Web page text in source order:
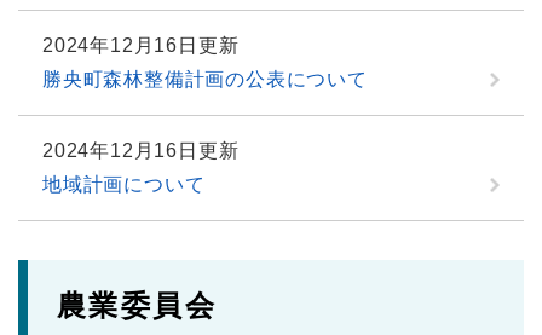
2024年12月16日更新
勝央町森林整備計画の公表について
2024年12月16日更新
地域計画について
農業委員会